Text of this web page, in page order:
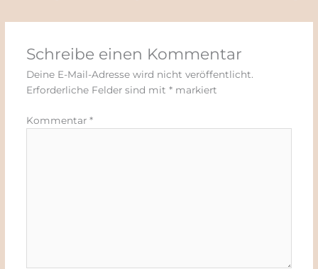
Schreibe einen Kommentar
Deine E-Mail-Adresse wird nicht veröffentlicht.
Erforderliche Felder sind mit *markiert
Kommentar *